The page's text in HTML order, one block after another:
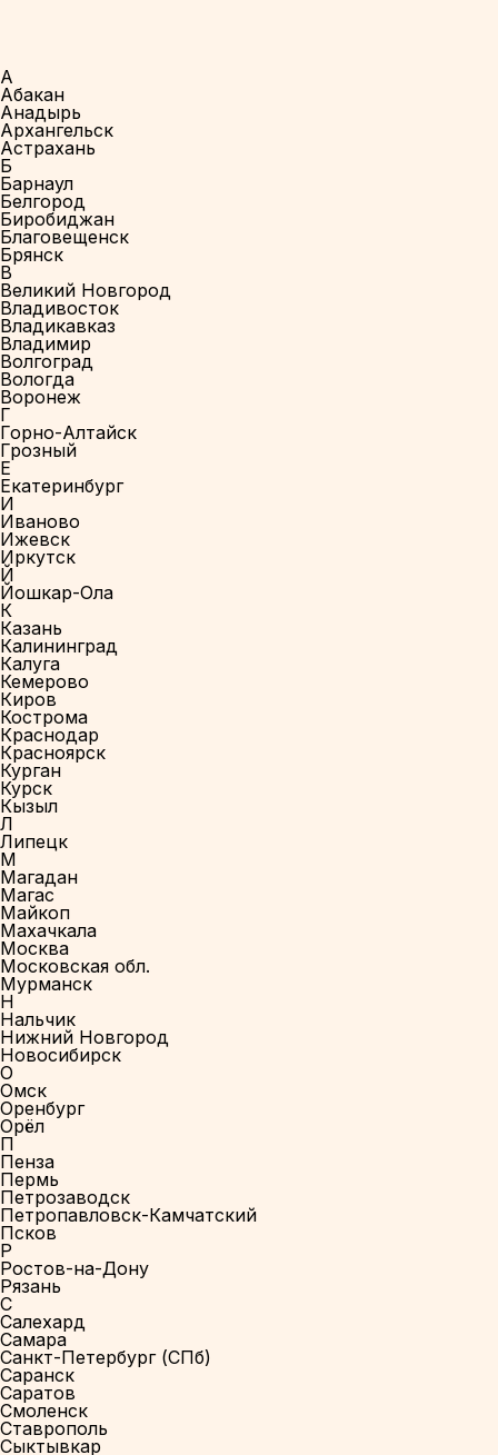
А
Абакан
Анадырь
Архангельск
Астрахань
Б
Барнаул
Белгород
Биробиджан
Благовещенск
Брянск
В
Великий Новгород
Владивосток
Владикавказ
Владимир
Волгоград
Вологда
Воронеж
Г
Горно-Алтайск
Грозный
Е
Екатеринбург
И
Иваново
Ижевск
Иркутск
Й
Йошкар-Ола
К
Казань
Калининград
Калуга
Кемерово
Киров
Кострома
Краснодар
Красноярск
Курган
Курск
Кызыл
Л
Липецк
М
Магадан
Магас
Майкоп
Махачкала
Москва
Московская обл.
Мурманск
Н
Нальчик
Нижний Новгород
Новосибирск
О
Омск
Оренбург
Орёл
П
Пенза
Пермь
Петрозаводск
Петропавловск-Камчатский
Псков
Р
Ростов-на-Дону
Рязань
С
Салехард
Самара
Санкт-Петербург (СПб)
Саранск
Саратов
Смоленск
Ставрополь
Сыктывкар